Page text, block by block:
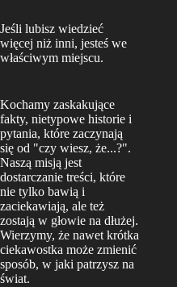
Jeśli lubisz wiedzieć
więcej niż inni, jesteś we
właściwym miejscu.
Kochamy zaskakujące
fakty, nietypowe historie i
pytania, które zaczynają
się od "czy wiesz, że...?".
Naszą misją jest
dostarczanie treści, które
nie tylko bawią i
zaciekawiają, ale też
zostają w głowie na dłużej.
Wierzymy, że nawet krótka
ciekawostka może zmienić
sposób, w jaki patrzysz na
świat.